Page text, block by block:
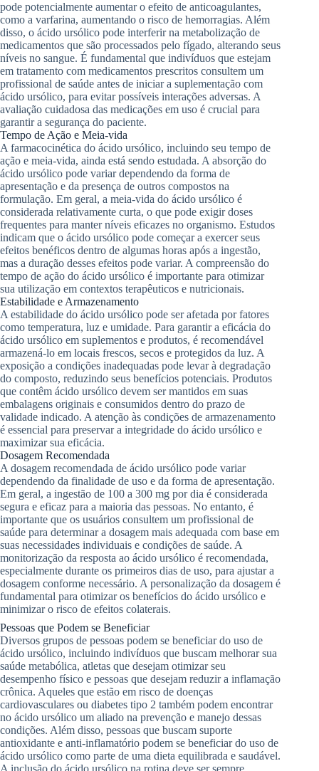
pode potencialmente aumentar o efeito de anticoagulantes,
como a varfarina, aumentando o risco de hemorragias. Além
disso, o ácido ursólico pode interferir na metabolização de
medicamentos que são processados pelo fígado, alterando seus
níveis no sangue. É fundamental que indivíduos que estejam
em tratamento com medicamentos prescritos consultem um
profissional de saúde antes de iniciar a suplementação com
ácido ursólico, para evitar possíveis interações adversas. A
avaliação cuidadosa das medicações em uso é crucial para
garantir a segurança do paciente.
Tempo de Ação e Meia-vida
A farmacocinética do ácido ursólico, incluindo seu tempo de
ação e meia-vida, ainda está sendo estudada. A absorção do
ácido ursólico pode variar dependendo da forma de
apresentação e da presença de outros compostos na
formulação. Em geral, a meia-vida do ácido ursólico é
considerada relativamente curta, o que pode exigir doses
frequentes para manter níveis eficazes no organismo. Estudos
indicam que o ácido ursólico pode começar a exercer seus
efeitos benéficos dentro de algumas horas após a ingestão,
mas a duração desses efeitos pode variar. A compreensão do
tempo de ação do ácido ursólico é importante para otimizar
sua utilização em contextos terapêuticos e nutricionais.
Estabilidade e Armazenamento
A estabilidade do ácido ursólico pode ser afetada por fatores
como temperatura, luz e umidade. Para garantir a eficácia do
ácido ursólico em suplementos e produtos, é recomendável
armazená-lo em locais frescos, secos e protegidos da luz. A
exposição a condições inadequadas pode levar à degradação
do composto, reduzindo seus benefícios potenciais. Produtos
que contêm ácido ursólico devem ser mantidos em suas
embalagens originais e consumidos dentro do prazo de
validade indicado. A atenção às condições de armazenamento
é essencial para preservar a integridade do ácido ursólico e
maximizar sua eficácia.
Dosagem Recomendada
A dosagem recomendada de ácido ursólico pode variar
dependendo da finalidade de uso e da forma de apresentação.
Em geral, a ingestão de 100 a 300 mg por dia é considerada
segura e eficaz para a maioria das pessoas. No entanto, é
importante que os usuários consultem um profissional de
saúde para determinar a dosagem mais adequada com base em
suas necessidades individuais e condições de saúde. A
monitorização da resposta ao ácido ursólico é recomendada,
especialmente durante os primeiros dias de uso, para ajustar a
dosagem conforme necessário. A personalização da dosagem é
fundamental para otimizar os benefícios do ácido ursólico e
minimizar o risco de efeitos colaterais.
Pessoas que Podem se Beneficiar
Diversos grupos de pessoas podem se beneficiar do uso de
ácido ursólico, incluindo indivíduos que buscam melhorar sua
saúde metabólica, atletas que desejam otimizar seu
desempenho físico e pessoas que desejam reduzir a inflamação
crônica. Aqueles que estão em risco de doenças
cardiovasculares ou diabetes tipo 2 também podem encontrar
no ácido ursólico um aliado na prevenção e manejo dessas
condições. Além disso, pessoas que buscam suporte
antioxidante e anti-inflamatório podem se beneficiar do uso de
ácido ursólico como parte de uma dieta equilibrada e saudável.